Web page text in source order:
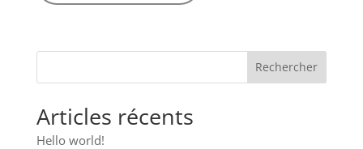
options
Articles récents
Hello world!